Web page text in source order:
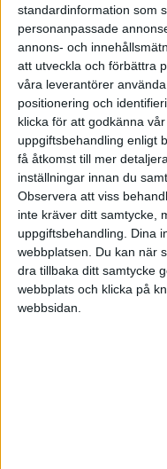
standardinformation som
personanpassade
annons- och
att utveckla och förbättra
våra leverantörer
positionering och
klicka för att godkänna
uppgiftsbehandling enligt
få åtkomst till mer
inställningar innan du
Observera att viss
inte kräver ditt samtycke,
uppgiftsbehandling. Dina
webbplatsen. Du kan när
dra tillbaka ditt samtycke
webbplats och klicka på
webbsidan.
250 :-
När fakturan
2440 (lev.skulder):
2018 (egen
Sedan om jag vill ta
företagskontot för
2013 (eget uttag):
1930
Kan någon vänlig
riktigt?